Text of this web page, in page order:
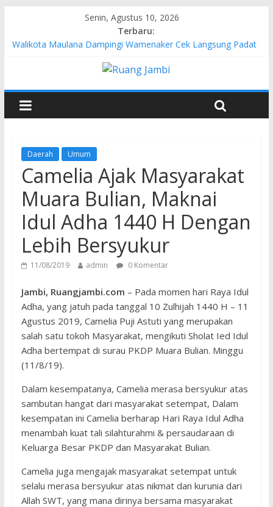
Senin, Agustus 10, 2026
Terbaru:
Walikota Maulana Dampingi Wamenaker Cek Langsung Padat
Pertamina EP Jambi Imbau Masyarakat Tidak Beraktivitas di
Kasus Brigadir EWS: 4 Anggota Polisi Tersangka Resmi
Didampingi Pengacara Chris Januardi
Siap Dukung Kegiatan Hulu Migas, Kapolda Jambi Kunjungi
FSO 115
Daerah Umum
Camelia Ajak Masyarakat
Muara Bulian, Maknai
Idul Adha 1440 H Dengan
Lebih Bersyukur
11/08/2019 admin 0 Komentar
Jambi, Ruangjambi.com – Pada momen hari Raya Idul
Adha, yang jatuh pada tanggal 10 Zulhijah 1440 H – 11
Agustus 2019, Camelia Puji Astuti yang merupakan
salah satu tokoh Masyarakat, mengikuti Sholat Ied Idul
Adha bertempat di surau PKDP Muara Bulian. Minggu
(11/8/19).
Dalam kesempatanya, Camelia merasa bersyukur atas
sambutan hangat dari masyarakat setempat, Dalam
kesempatan ini Camelia berharap Hari Raya Idul Adha
menambah kuat tali silahturahmi & persaudaraan di
Keluarga Besar PKDP dan Masyarakat Bulian.
Camelia juga mengajak masyarakat setempat untuk
selalu merasa bersyukur atas nikmat dan kurunia dari
Allah SWT, yang mana dirinya bersama masyarakat